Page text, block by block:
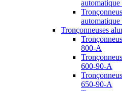
Tronçonneuses
800-A
600-90-A
650-90-A